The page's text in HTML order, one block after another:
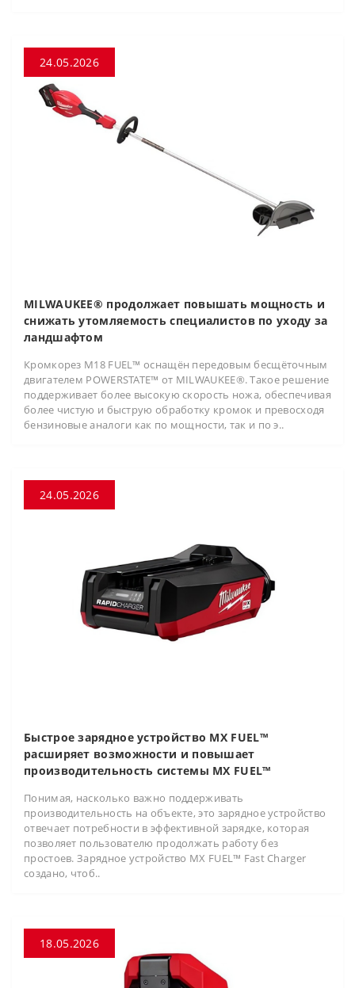
24.05.2026
MILWAUKEE® продолжает повышать мощность и
снижать утомляемость специалистов по уходу за
ландшафтом
Кромкорез M18 FUEL™ оснащён передовым бесщёточным
двигателем POWERSTATE™ от MILWAUKEE®. Такое решение
поддерживает более высокую скорость ножа, обеспечивая
более чистую и быструю обработку кромок и превосходя
бензиновые аналоги как по мощности, так и по э..
24.05.2026
Быстрое зарядное устройство MX FUEL™
расширяет возможности и повышает
производительность системы MX FUEL™
Понимая, насколько важно поддерживать
производительность на объекте, это зарядное устройство
отвечает потребности в эффективной зарядке, которая
позволяет пользователю продолжать работу без
простоев. Зарядное устройство MX FUEL™ Fast Charger
создано, чтоб..
18.05.2026